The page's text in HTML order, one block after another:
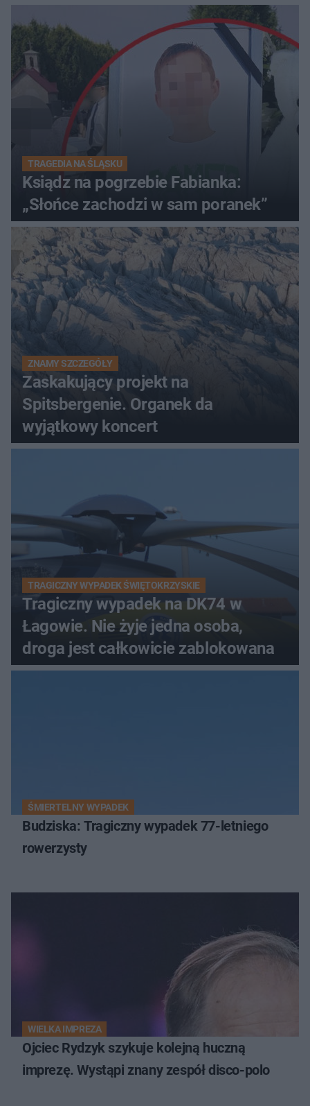
TRAGEDIA NA ŚLĄSKU
Ksiądz na pogrzebie Fabianka:
„Słońce zachodzi w sam poranek”
ZNAMY SZCZEGÓŁY
Zaskakujący projekt na
Spitsbergenie. Organek da
wyjątkowy koncert
TRAGICZNY WYPADEK ŚWIĘTOKRZYSKIE
Tragiczny wypadek na DK74 w
Łagowie. Nie żyje jedna osoba,
droga jest całkowicie zablokowana
ŚMIERTELNY WYPADEK
Budziska: Tragiczny wypadek 77-letniego
rowerzysty
WIELKA IMPREZA
Ojciec Rydzyk szykuje kolejną huczną
imprezę. Wystąpi znany zespół disco-polo